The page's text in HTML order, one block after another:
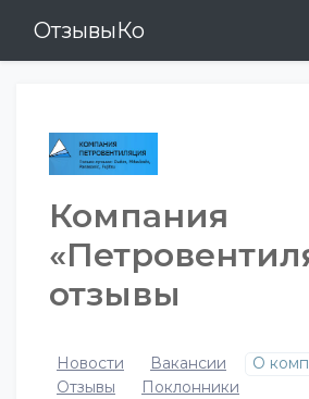
ОтзывыКо
Компания
отзывы
Новости Вакансии
О
Отзывы
Поклонники